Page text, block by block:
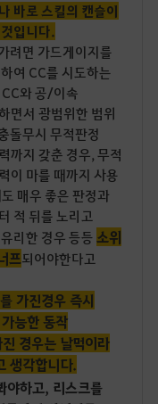
바로 스킬의 캔슬이
입니다.
려면 가드게이지를
여 CC를 시도하는
와 공/이속
면서 광범위한 범위
돌무시 무적판정
까지 갖춘 경우, 무적
이 마를 때까지 사용
매우 좋은 판정과
적 뒤를 노리고
리한 경우 등등 소위
프되어야한다고
가진경우 즉시
능한 동작
경우는 날먹이라
생각합니다.
야하고, 리스크를